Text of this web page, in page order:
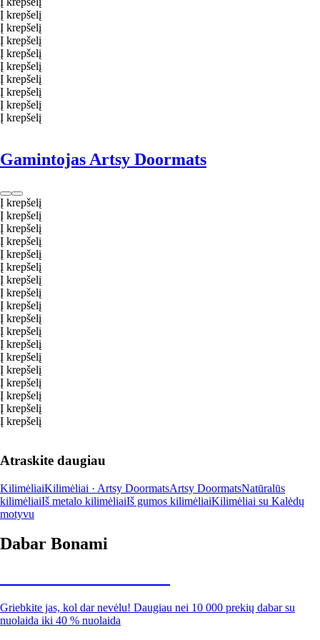
Į krepšelį
Į krepšelį
Į krepšelį
Į krepšelį
Į krepšelį
Į krepšelį
Į krepšelį
Į krepšelį
Į krepšelį
Gamintojas Artsy Doormats
Į krepšelį
Į krepšelį
Į krepšelį
Į krepšelį
Į krepšelį
Į krepšelį
Į krepšelį
Į krepšelį
Į krepšelį
Į krepšelį
Į krepšelį
Į krepšelį
Į krepšelį
Į krepšelį
Į krepšelį
Į krepšelį
Į krepšelį
Į krepšelį
Atraskite daugiau
KilimėliaiKilimėliai · Artsy DoormatsArtsy DoormatsNatūralūs
kilimėliaiIš metalo kilimėliaiIš gumos kilimėliaiKilimėliai su Kalėdų
motyvu
Dabar Bonami
Griebkite jas, kol dar nevėlu! Daugiau nei 10 000 prekių dabar su
nuolaida iki 40 % nuolaida